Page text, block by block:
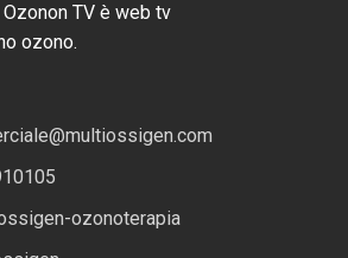
TV è web tv
ozono.
ozonoterapia